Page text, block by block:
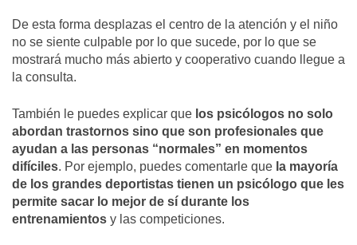
De esta forma desplazas el centro de la atención y el niño
no se siente culpable por lo que sucede, por lo que se
mostrará mucho más abierto y cooperativo cuando llegue a
la consulta.
También le puedes explicar que los psicólogos no solo
abordan trastornos sino que son profesionales que
ayudan a las personas “normales” en momentos
difíciles. Por ejemplo, puedes comentarle que la mayoría
de los grandes deportistas tienen un psicólogo que les
permite sacar lo mejor de sí durante los
entrenamientos y las competiciones.